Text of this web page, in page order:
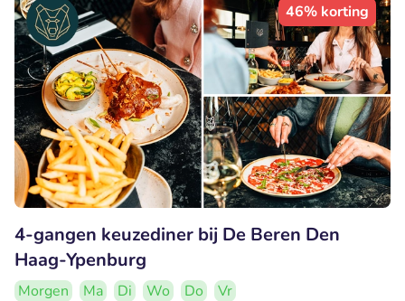
46% korting
4-gangen keuzediner bij De Beren Den
Haag-Ypenburg
Morgen Ma Di Wo Do
Vr